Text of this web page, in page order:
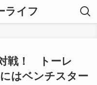
ライフ
戦！ トーレ
はベンチスター